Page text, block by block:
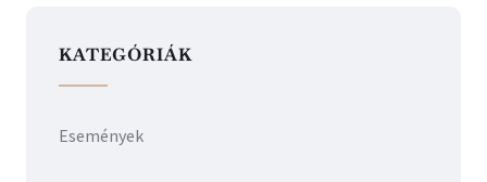
KATEGÓRIÁK
Események